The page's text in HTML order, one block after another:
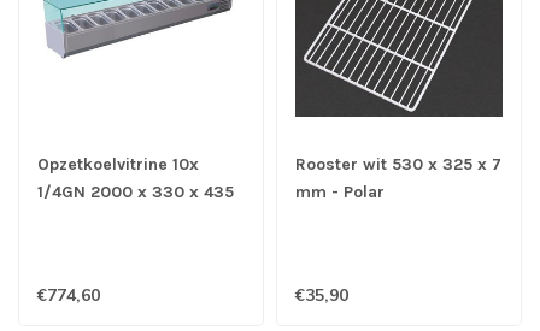
Opzetkoelvitrine 10x
1/4GN 2000 x 330 x 435
€774,60
Rooster wit 530 x 325 x 7
mm - Polar
€35,90